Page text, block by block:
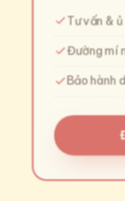
Tư vấn &
Đường mí
Bảo hành